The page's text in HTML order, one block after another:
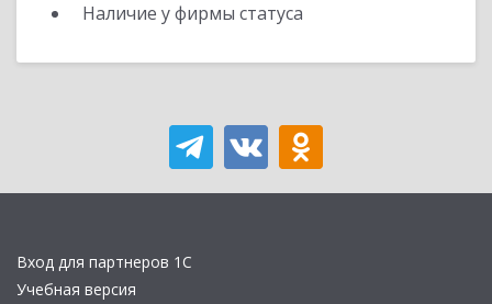
Наличие у фирмы статуса
Вход для партнеров 1С
Учебная версия